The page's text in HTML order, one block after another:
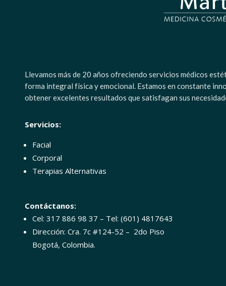
Llevamos más de 20 años ofreciendo servicios médicos
forma integral física y emocional. Estamos en constante
obtener excelentes resultados que satisfagan sus
Servicios:
Facial
Corporal
Terapias Alternativas
Contáctanos:
Cel: 317 886 98 37 – Tel: (601) 4817643
Dirección: Cra. 7c #124-52 – 2do Piso
Bogotá, Colombia.